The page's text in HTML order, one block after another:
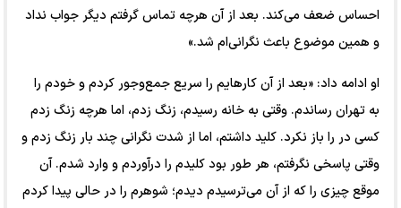
احساس ضعف می‌کند. بعد از آن هرچه تماس گرفتم دیگر جواب نداد
و همین موضوع باعث نگرانی‌ام شد.»
او ادامه داد: «بعد از آن کارهایم را سریع جمع‌وجور کردم و خودم را
به تهران رساندم. وقتی به خانه رسیدم، زنگ زدم، اما هرچه زنگ زدم
کسی در را باز نکرد. کلید داشتم، اما از شدت نگرانی چند بار زنگ زدم و
وقتی پاسخی نگرفتم، هر طور بود کلیدم را درآوردم و وارد شدم. آن
موقع چیزی را که از آن می‌ترسیدم دیدم؛ شوهرم را در حالی پیدا کردم